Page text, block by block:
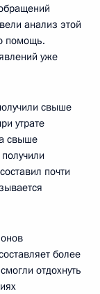
анализ этой
помощь.
уже
свыше
утрате
свыше
почти
более
отдохнуть